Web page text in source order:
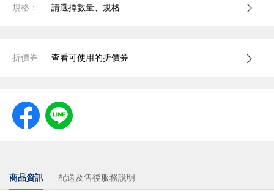
規格： 請選擇數量、規格
折價券 查看可使用的折價券
商品資訊 配送及售後服務說明